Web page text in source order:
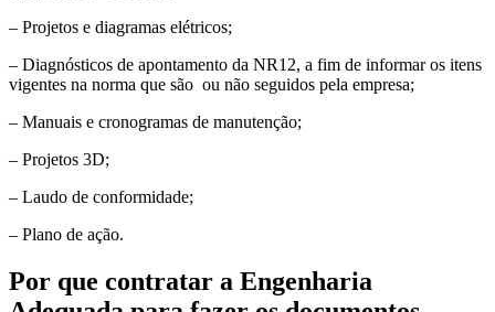
– Projetos e diagramas elétricos;
– Diagnósticos de apontamento da NR12, a fim de informar os itens
vigentes na norma que são ou não seguidos pela empresa;
– Manuais e cronogramas de manutenção;
– Projetos 3D;
– Laudo de conformidade;
– Plano de ação.
Por que contratar a Engenharia